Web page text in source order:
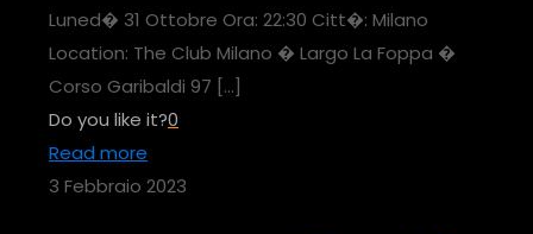
Luned� 31 Ottobre Ora: 22:30 Citt�: Milano
Location: The Club Milano � Largo La Foppa �
Corso Garibaldi 97 […]
Do you like it?0
Read more
3 Febbraio 2023